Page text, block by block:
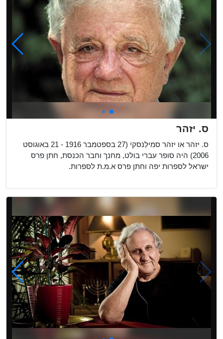
ס. יזהר
ס. יזהר או יזהר סמילַנסקי (27 בספטמבר 1916 - 21 באוגוסט
2006) היה סופר עברי בולט, מחנך וחבר הכנסת, חתן פרס
ישראל לספרות יפה וחתן פרס א.מ.ת לספרות.